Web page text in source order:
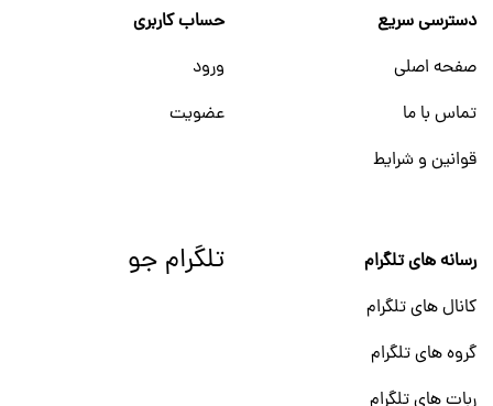
دسترسی سریع
صفحه اصلی
تماس با ما
قوانین و شرایط
حساب کاربری
ورود
عضویت
رسانه های تلگرام
کانال های تلگرام
گروه های تلگرام
ربات های تلگرام
تلگرام جو